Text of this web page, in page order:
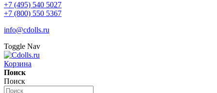
+7 (495) 540 5027
+7 (800) 550 5367
info@cdolls.ru
Toggle Nav
Корзина
Поиск
Поиск